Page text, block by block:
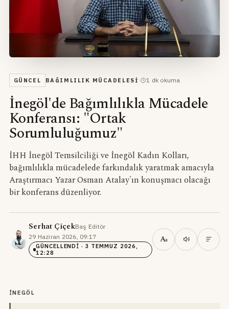
GÜNCEL BAĞIMLILIK MÜCADELESI· 1 dk okuma
İnegöl'de Bağımlılıkla Mücadele
Konferansı: "Ortak
Sorumluluğumuz"
İHH İnegöl Temsilciliği ve İnegöl Kadın Kolları,
bağımlılıkla mücadelede farkındalık yaratmak amacıyla
Araştırmacı Yazar Osman Atalay'ın konuşmacı olacağı
bir konferans düzenliyor.
Serhat ÇiçekBaş Editör·
29 Haziran 2026, 09:17·
GÜNCELLENDI · 3 TEMMUZ 2026,
12:28
Aa
İNEGÖL